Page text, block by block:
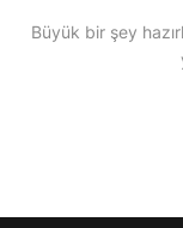
Büyük bir şey